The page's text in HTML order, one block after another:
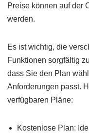
Preise können auf der
werden.
Es ist wichtig, die
Funktionen sorgfältig
dass Sie den Plan
Anforderungen passt.
verfügbaren Pläne:
Kostenlose Plan: